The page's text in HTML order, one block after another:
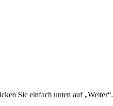
Sie einfach unten auf „Weiter“.